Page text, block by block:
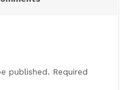
published. Required